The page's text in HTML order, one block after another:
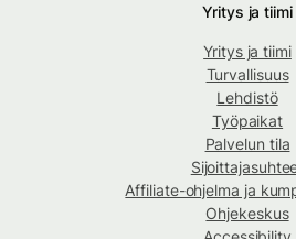
Yritys ja tiimi
Yritys ja tiimi
Turvallisuus
Lehdistö
Työpaikat
Palvelun tila
Affiliate-ohjelma ja
Ohjekeskus